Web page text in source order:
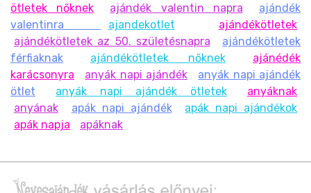
ötletek nőknek
ajándék valentin napra
ajándék
valentinra
ajandekotlet
ajándékötletek
ajándékötletek az 50. születésnapra
ajándékötletek
férfiaknak
ajándékötletek nőknek
ajánédék
karácsonyra
anyák napi ajándék
anyák napi ajándék
ötlet
anyák napi ajándék ötletek
anyáknak
anyának
apák napi ajándék
apák napi ajándékok
apák napja
apáknak